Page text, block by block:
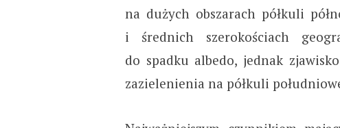
na dużych obszarach półkuli
i średnich szerokościach
do spadku albedo, jednak
zazielenienia na półkuli